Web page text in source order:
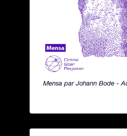
Mensa par Johann Bode -